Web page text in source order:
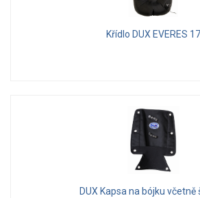
Křídlo DUX EVERES 17
DUX Kapsa na bójku včetně